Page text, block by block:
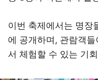
이번 축제에서는 명장
에 공개하며, 관람객
서 체험할 수 있는 기